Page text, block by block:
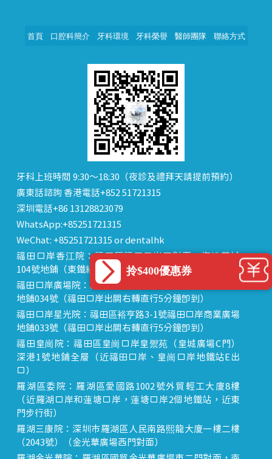
首頁 口腔科簡介 牙科環境 牙科榮譽 醫師團隊 聯絡方式
牙科上班時間 9:30～18:30（夜診及禮拜天請提前預約）
廣東話諮詢 香港電話+852 51721315
深圳電話+86 13128823079
WhatsApp:+85251721315
WeChat: +85251721315 or dentalhk
福田口岸香江院：福田區福田口岸正對面，海悅華城
104號地鋪（東鐵線落馬洲站出關對面即到）
福田口岸廣場院：福田區裕亨路3-1號福田口岸商業廣場
地鋪034號（福田口岸出關右轉直行5分鐘即到）
福田口岸星光院：福田區裕亨路3-1號福田口岸商業廣場
地鋪033號（福田口岸出關右轉直行5分鐘即到）
福田皇崗院：福田區皇崗口岸皇禦苑（皇城廣場C門）
深港1號地鋪全層（近福田口岸、皇崗口岸地鐵站E出
口）
羅湖區委院：羅湖區愛國路1002號外貿輕工大廈8樓
（近羅湖口岸和蓮塘口岸，蓮塘口岸2個地鐵站，近東
門步行街）
羅湖三康院：深圳市羅湖區人民南路熙龍大廈一樓二樓
（2043號）（金光華廣場西門對面）
拎$400優惠券